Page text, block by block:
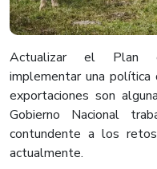
Actualizar el Plan
implementar una política
exportaciones son
Gobierno Nacional
contundente a los
actualmente.